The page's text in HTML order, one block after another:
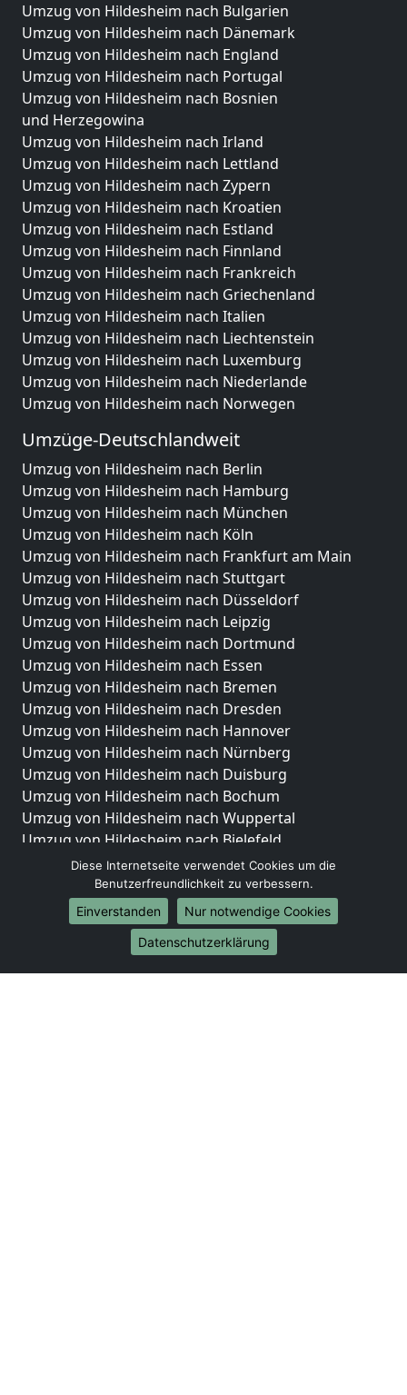
Umzug von Hildesheim nach Bulgarien
Umzug von Hildesheim nach Dänemark
Umzug von Hildesheim nach England
Umzug von Hildesheim nach Portugal
Umzug von Hildesheim nach Bosnien
und Herzegowina
Umzug von Hildesheim nach Irland
Umzug von Hildesheim nach Lettland
Umzug von Hildesheim nach Zypern
Umzug von Hildesheim nach Kroatien
Umzug von Hildesheim nach Estland
Umzug von Hildesheim nach Finnland
Umzug von Hildesheim nach Frankreich
Umzug von Hildesheim nach Griechenland
Umzug von Hildesheim nach Italien
Umzug von Hildesheim nach Liechtenstein
Umzug von Hildesheim nach Luxemburg
Umzug von Hildesheim nach Niederlande
Umzug von Hildesheim nach Norwegen
Umzüge-Deutschlandweit
Umzug von Hildesheim nach Berlin
Umzug von Hildesheim nach Hamburg
Umzug von Hildesheim nach München
Umzug von Hildesheim nach Köln
Umzug von Hildesheim nach Frankfurt am Main
Umzug von Hildesheim nach Stuttgart
Umzug von Hildesheim nach Düsseldorf
Umzug von Hildesheim nach Leipzig
Umzug von Hildesheim nach Dortmund
Umzug von Hildesheim nach Essen
Umzug von Hildesheim nach Bremen
Umzug von Hildesheim nach Dresden
Umzug von Hildesheim nach Hannover
Umzug von Hildesheim nach Nürnberg
Umzug von Hildesheim nach Duisburg
Umzug von Hildesheim nach Bochum
Umzug von Hildesheim nach Wuppertal
Umzug von Hildesheim nach Bielefeld
Umzug von Hildesheim nach Bonn
Umzug von Hildesheim nach Münster
Internationale-Umzüge
Umzug von Hildesheim nach Brasilien
Umzug von Hildesheim nach Brunei Darussalam
Diese Internetseite verwendet Cookies um die
Benutzerfreundlichkeit zu verbessern.
Einverstanden
Nur notwendige Cookies
Datenschutzerklärung